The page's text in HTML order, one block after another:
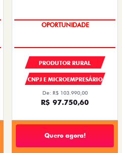
PRODUTOR RURAL
CNPJ E MICROEMPRESÁRIO
De: R$ 103.990,00
R$ 97.750,60
Quero agora!